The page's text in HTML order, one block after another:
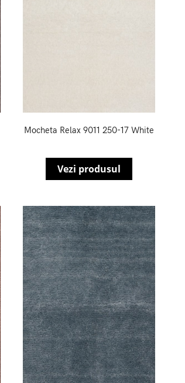
Mocheta Relax 9011 250-17 White
Vezi produsul